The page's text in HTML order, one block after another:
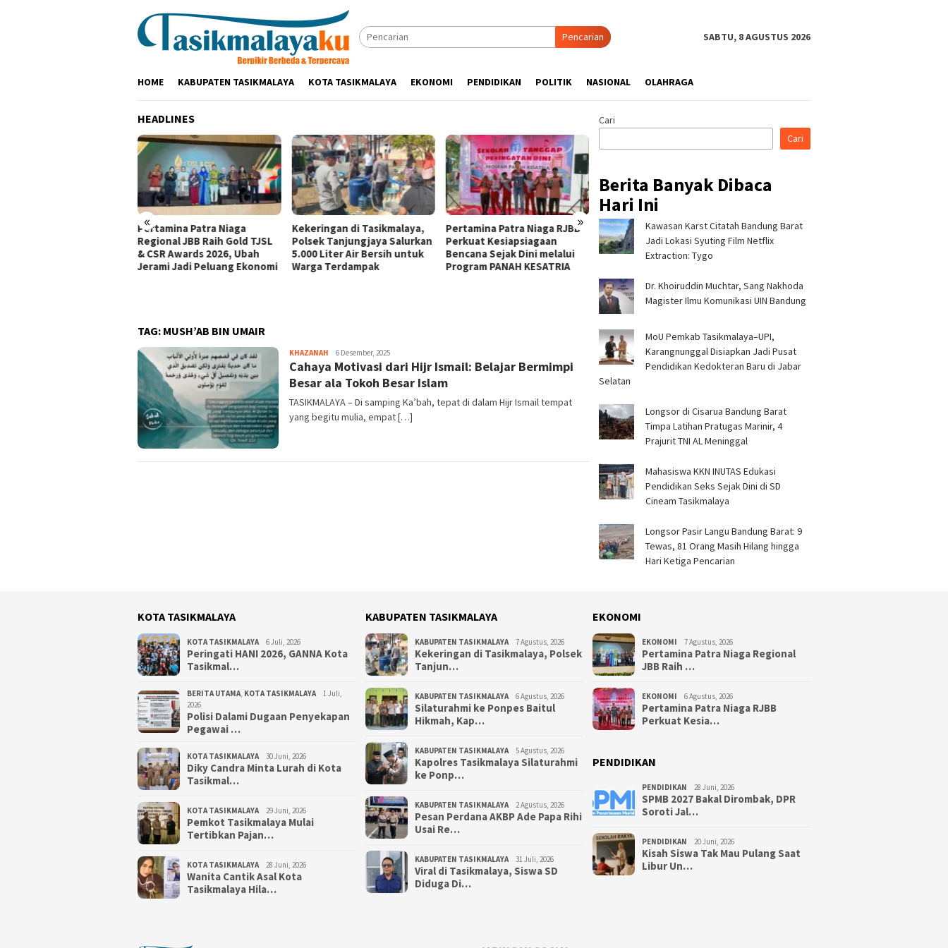
Pencarian SABTU, 8 AGUSTUS 2026
HOME KABUPATEN TASIKMALAYA KOTA TASIKMALAYA EKONOMI PENDIDIKAN POLITIK NASIONAL OLAHRAGA
HEADLINES
« »
Pertamina Patra Niaga
Regional JBB Raih Gold TJSL
& CSR Awards 2026, Ubah
Jerami Jadi Peluang Ekonomi
Kekeringan di Tasikmalaya,
Polsek Tanjungjaya Salurkan
5.000 Liter Air Bersih untuk
Warga Terdampak
Pertamina Patra Niaga RJBB
Perkuat Kesiapsiagaan
Bencana Sejak Dini melalui
Program PANAH KESATRIA
Silaturahmi ke Ponpes Baitul
Hikmah, Kapolres
Tasikmalaya Minta Dukungan
Pertamina Patra Niaga, PLN
Nusantara Power UP
bagi Anak Penyintas Gempa
di Sigi
TAG: MUSH’AB BIN UMAIR
KHAZANAH Tim
Redaksi
6 Desember, 2025
Cahaya Motivasi dari Hijr Ismail: Belajar Bermimpi
Besar ala Tokoh Besar Islam
TASIKMALAYA – Di samping Ka’bah, tepat di dalam Hijr Ismail tempat
yang begitu mulia, empat […]
Cari
Cari
Berita Banyak Dibaca
Hari Ini
Kawasan Karst Citatah Bandung Barat
Jadi Lokasi Syuting Film Netflix
Extraction: Tygo
Dr. Khoiruddin Muchtar, Sang Nakhoda
Magister Ilmu Komunikasi UIN Bandung
MoU Pemkab Tasikmalaya–UPI,
Karangnunggal Disiapkan Jadi Pusat
Pendidikan Kedokteran Baru di Jabar
Selatan
Longsor di Cisarua Bandung Barat
Timpa Latihan Pra­tugas Marinir, 4
Prajurit TNI AL Meninggal
Mahasiswa KKN INUTAS Edukasi
Pendidikan Seks Sejak Dini di SD
Cineam Tasikmalaya
Longsor Pasir Langu Bandung Barat: 9
Tewas, 81 Orang Masih Hilang hingga
Hari Ketiga Pencarian
KOTA TASIKMALAYA
KOTA TASIKMALAYA 6 Juli, 2026
Peringati HANI 2026, GANNA Kota
Tasikmal…
BERITA UTAMA, KOTA TASIKMALAYA
1 Juli,
2026
Polisi Dalami Dugaan Penyekapan
Pegawai …
KOTA TASIKMALAYA 30 Juni, 2026
Diky Candra Minta Lurah di Kota
Tasikmal…
KOTA TASIKMALAYA 29 Juni, 2026
Pemkot Tasikmalaya Mulai
Tertibkan Pajan…
KOTA TASIKMALAYA 28 Juni, 2026
Wanita Cantik Asal Kota
Tasikmalaya Hila…
KABUPATEN TASIKMALAYA
KABUPATEN TASIKMALAYA 7 Agustus, 2026
Kekeringan di Tasikmalaya, Polsek
Tanjun…
KABUPATEN TASIKMALAYA 6 Agustus, 2026
Silaturahmi ke Ponpes Baitul
Hikmah, Kap…
KABUPATEN TASIKMALAYA 5 Agustus, 2026
Kapolres Tasikmalaya Silaturahmi
ke Ponp…
KABUPATEN TASIKMALAYA 2 Agustus, 2026
Pesan Perdana AKBP Ade Papa Rihi
Usai Re…
KABUPATEN TASIKMALAYA 31 Juli, 2026
Viral di Tasikmalaya, Siswa SD
Diduga Di…
EKONOMI
EKONOMI 7 Agustus, 2026
Pertamina Patra Niaga Regional
JBB Raih …
EKONOMI 6 Agustus, 2026
Pertamina Patra Niaga RJBB
Perkuat Kesia…
PENDIDIKAN
PENDIDIKAN 28 Juni, 2026
SPMB 2027 Bakal Dirombak, DPR
Soroti Jal…
PENDIDIKAN 20 Juni, 2026
Kisah Siswa Tak Mau Pulang Saat
Libur Un…